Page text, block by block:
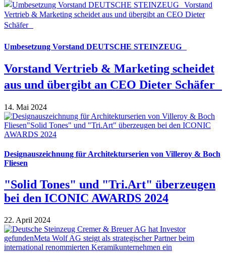
Umbesetzung Vorstand DEUTSCHE STEINZEUG
Vorstand Vertrieb & Marketing scheidet
aus und übergibt an CEO Dieter Schäfer
14. Mai 2024
Designauszeichnung für Architekturserien von Villeroy & Boch
Fliesen
"Solid Tones" und "Tri.Art" überzeugen
bei den ICONIC AWARDS 2024
22. April 2024